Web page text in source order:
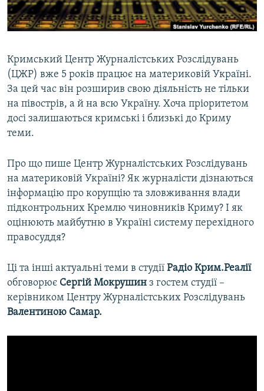
СВІДЧЕННЯ ОКУПАЦІЇ
УКРАЇНСЬКА ПРОБЛЕМА КРИМУ
Qırımtatar
Усі сайти RFE/RL
Кримський Центр Журналістських Розслідувань
(ЦЖР) вже 5 років працює на материковій Україні.
За цей час він розширив свою діяльність не тільки
на півострів, а й на всю Україну. Хоча пріоритетом
досі залишаються кримські і близькі до Криму
теми.
Про що пише Центр Журналістських Розслідувань
на материковій Україні? Як журналісти дізнаються
інформацію про корупцію та зловживання влади
підконтрольних Кремлю чиновників Криму? І як
оцінюють майбутню в Україні систему перехідного
правосуддя?
Ці та інші актуальні теми в студії Радіо Крим.Реалії
обговорює Сергій Мокрушин з гостем студії –
керівником Центру Журналістських Розслідувань
Валентиною Самар.